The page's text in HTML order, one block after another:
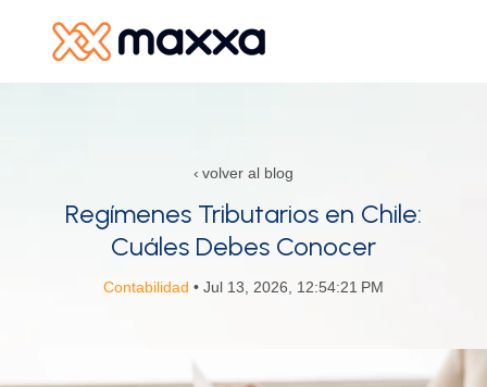
CONTENT
volver al blog
Regímenes Tributarios en Chile:
Cuáles Debes Conocer
Contabilidad • Jul 13, 2026, 12:54:21 PM